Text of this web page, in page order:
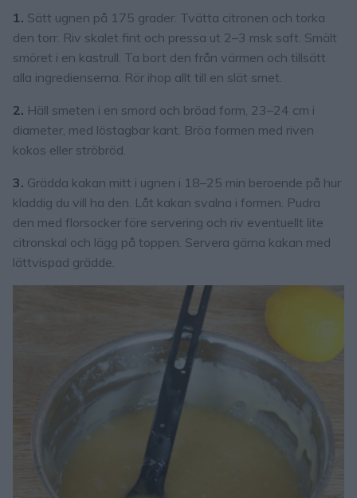
1. Sätt ugnen på 175 grader. Tvätta citronen och torka
den torr. Riv skalet fint och pressa ut 2–3 msk saft. Smält
smöret i en kastrull. Ta bort den från värmen och tillsätt
alla ingredienserna. Rör ihop allt till en slät smet.
2. Häll smeten i en smord och bröad form, 23–24 cm i
diameter, med löstagbar kant. Bröa formen med riven
kokos eller ströbröd.
3. Grädda kakan mitt i ugnen i 18–25 min beroende på hur
kladdig du vill ha den. Låt kakan svalna i formen. Pudra
den med florsocker före servering och riv eventuellt lite
citronskal och lägg på toppen. Servera gärna kakan med
lättvispad grädde.